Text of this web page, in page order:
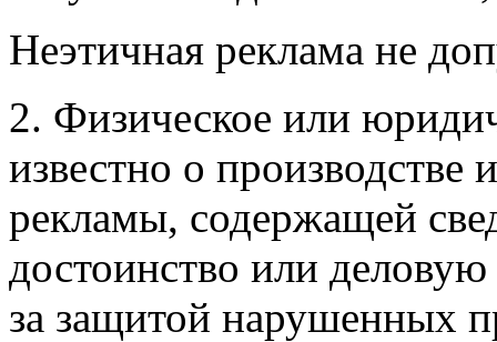
Неэтичная реклама не
2. Физическое или
известно о производстве
рекламы, содержащей
достоинство или
за защитой нарушенных